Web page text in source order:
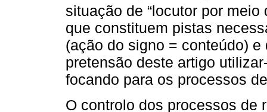
situação de “locutor por
que constituem pistas
(ação do signo = conteúdo)
pretensão deste artigo
focando para os processos
O controlo dos processos de